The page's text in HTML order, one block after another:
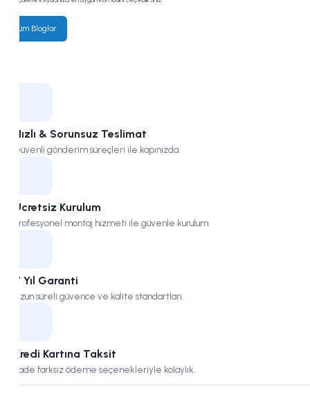
Tüm Bloglar
Hızlı & Sorunsuz Teslimat
Güvenli gönderim süreçleri ile kapınızda.
Ücretsiz Kurulum
Profesyonel montaj hizmeti ile güvenle kurulum.
7 Yıl Garanti
Uzun süreli güvence ve kalite standartları.
Kredi Kartına Taksit
Vade farksız ödeme seçenekleriyle kolaylık.